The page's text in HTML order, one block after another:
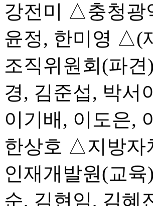
강전미 △충청광
윤정, 한미영 △(
조직위원회(파
경, 김준섭, 박서
이기배, 이도은,
한상호 △지방자
인재개발원(교
순, 김현임, 김혜